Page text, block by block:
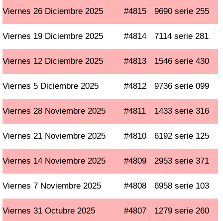
Viernes 26 Diciembre 2025 #4815 9690 serie 255
Viernes 19 Diciembre 2025 #4814 7114 serie 281
Viernes 12 Diciembre 2025 #4813 1546 serie 430
Viernes 5 Diciembre 2025 #4812 9736 serie 099
Viernes 28 Noviembre 2025 #4811 1433 serie 316
Viernes 21 Noviembre 2025 #4810 6192 serie 125
Viernes 14 Noviembre 2025 #4809 2953 serie 371
Viernes 7 Noviembre 2025 #4808 6958 serie 103
Viernes 31 Octubre 2025 #4807 1279 serie 260